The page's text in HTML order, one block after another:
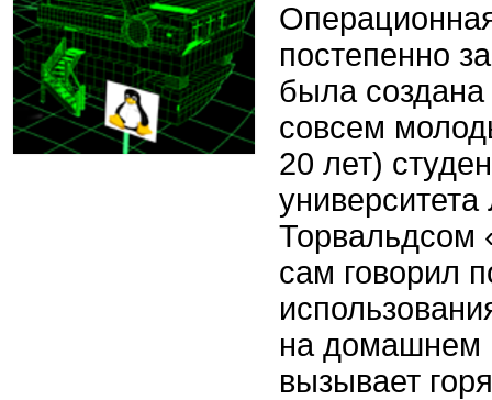
постепенно
была
совсем
20 лет)
Торвальдсом
сам говорил
на домашнем
вызывает